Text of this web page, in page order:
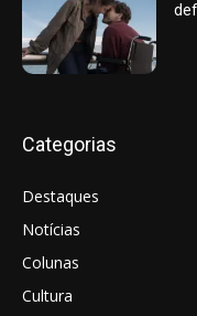
Categorias
Destaques
Notícias
Colunas
Cultura